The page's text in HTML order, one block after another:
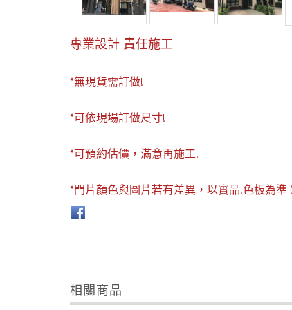
專業設計 責任施工
*無現貨需訂做!
*可依現場訂做尺寸!
*可預約估價，滿意再施工!
*門片顏色與圖片若有差異，以實品.色板為準
相關商品